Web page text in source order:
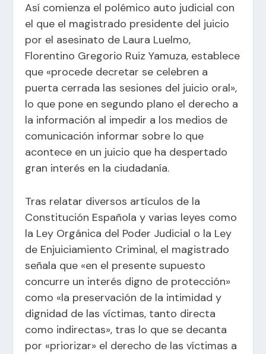
Así comienza el polémico auto judicial con
el que el magistrado presidente del juicio
por el asesinato de Laura Luelmo,
Florentino Gregorio Ruiz Yamuza, establece
que «procede decretar se celebren a
puerta cerrada las sesiones del juicio oral»,
lo que pone en segundo plano el derecho a
la información al impedir a los medios de
comunicación informar sobre lo que
acontece en un juicio que ha despertado
gran interés en la ciudadanía.
Tras relatar diversos artículos de la
Constitución Española y varias leyes como
la Ley Orgánica del Poder Judicial o la Ley
de Enjuiciamiento Criminal, el magistrado
señala que «en el presente supuesto
concurre un interés digno de protección»
como «la preservación de la intimidad y
dignidad de las víctimas, tanto directa
como indirectas», tras lo que se decanta
por «priorizar» el derecho de las víctimas a